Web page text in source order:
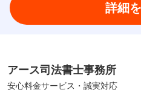
詳細
アース司法書士事務所
安心料金サービス・誠実対応